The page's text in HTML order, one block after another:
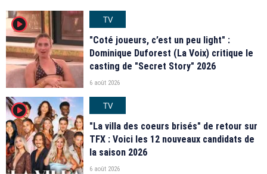
player2
TV
"Coté joueurs, c’est un peu light" :
Dominique Duforest (La Voix) critique le
casting de "Secret Story" 2026
6 août 2026
player2
TV
"La villa des coeurs brisés" de retour sur
TFX : Voici les 12 nouveaux candidats de
la saison 2026
6 août 2026